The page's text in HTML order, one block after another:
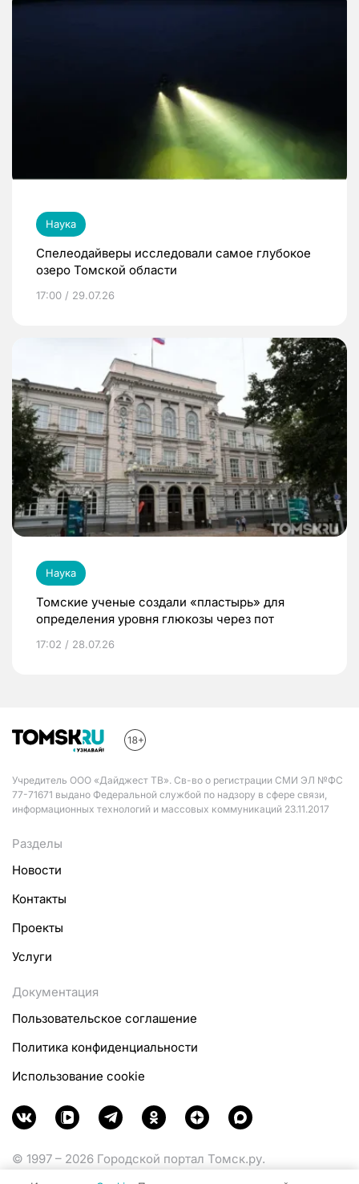
Наука
Спелеодайверы исследовали самое глубокое
озеро Томской области
17:00 / 29.07.26
Наука
Томские ученые создали «пластырь» для
определения уровня глюкозы через пот
17:02 / 28.07.26
Учредитель ООО «Дайджест ТВ». Св-во о регистрации СМИ ЭЛ №ФС
77-71671 выдано Федеральной службой по надзору в сфере связи,
информационных технологий и массовых коммуникаций 23.11.2017
Разделы
Новости
Контакты
Проекты
Услуги
Документация
Пользовательское соглашение
Политика конфиденциальности
Использование cookie
© 1997 – 2026 Городской портал Томск.ру.